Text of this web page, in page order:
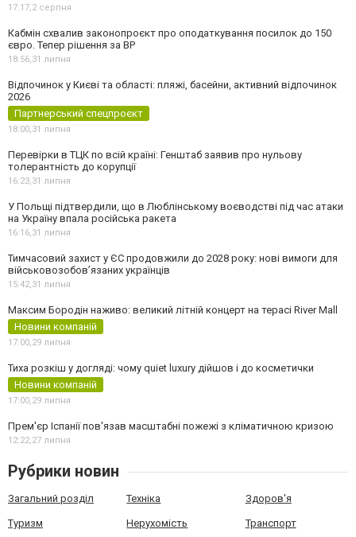
17:17,2 серпня
Кабмін схвалив законопроєкт про оподаткування посилок до 150
євро. Тепер рішення за ВР
18:56,31 липня
Відпочинок у Києві та області: пляжі, басейни, активний відпочинок
2026
Партнерський спецпроєкт
18:00,31 липня
Перевірки в ТЦК по всій країні: Генштаб заявив про нульову
толерантність до корупції
16:23,31 липня
У Польщі підтвердили, що в Люблінському воєводстві під час атаки
на Україну впала російська ракета
16:16,31 липня
Тимчасовий захист у ЄС продовжили до 2028 року: нові вимоги для
військовозобов’язаних українців
15:42,31 липня
Максим Бородін наживо: великий літній концерт на терасі River Mall
Новини компаній
17:00,29 липня
Тиха розкіш у догляді: чому quiet luxury дійшов і до косметички
Новини компаній
17:00,29 липня
Прем'єр Іспанії пов'язав масштабні пожежі з кліматичною кризою
12:22,27 липня
Рубрики новин
Загальний розділ Техніка Здоров'я
Туризм Нерухомість Транспорт